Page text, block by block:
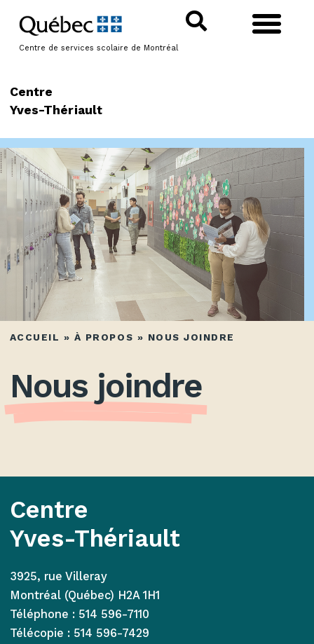
Centre de services scolaire de Montréal
Centre
Yves-Thériault
ACCUEIL » À PROPOS » NOUS JOINDRE
Nous joindre
Centre
Yves-Thériault
3925, rue Villeray
Montréal (Québec) H2A 1H1
Téléphone : 514 596-7110
Télécopie : 514 596-7429